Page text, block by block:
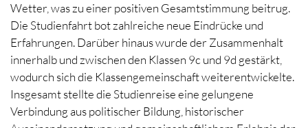
Wetter, was zu einer positiven Gesamtstimmung beitrug.
Die Studienfahrt bot zahlreiche neue Eindrücke und
Erfahrungen. Darüber hinaus wurde der Zusammenhalt
innerhalb und zwischen den Klassen 9c und 9d gestärkt,
wodurch sich die Klassengemeinschaft weiterentwickelte.
Insgesamt stellte die Studienreise eine gelungene
Verbindung aus politischer Bildung, historischer